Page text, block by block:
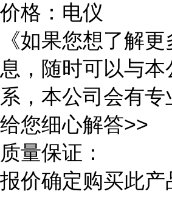
价格：电仪
《如果您想了解
息，随时可以与本
系，本公司会有专
给您细心解答>>
质量保证：
报价确定购买此产